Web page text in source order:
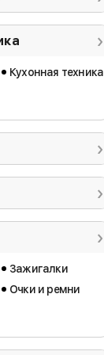
Кухонная техника
Зажигалки
Очки и ремни